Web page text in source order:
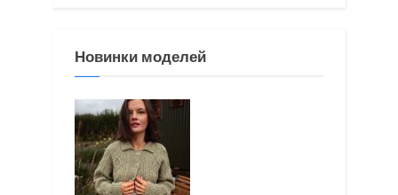
Новинки моделей